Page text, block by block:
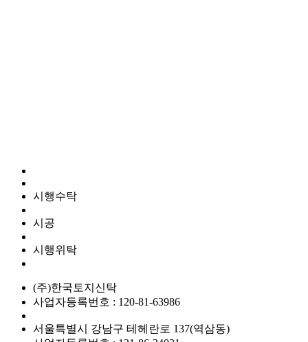
시행수탁
시공
시행위탁
(주)한국토지신탁
사업자등록번호 : 120-81-63986
서울특별시 강남구 테헤란로 137(역삼동)